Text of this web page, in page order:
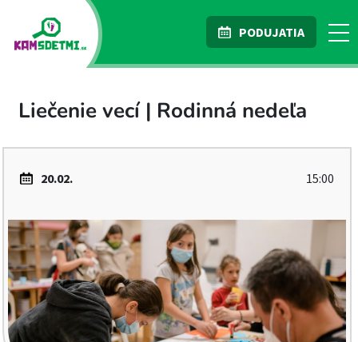
PODUJATIA
Liečenie vecí | Rodinná nedeľa
20.02. 15:00